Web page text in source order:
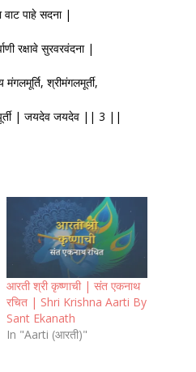
वाट पाहे सदना |
रक्षावे सुरवरवंदना |
श्रीमंगलमूर्ती,
पूर्ती | जयदेव जयदेव || 3 ||
आरती श्री कृष्णाची | संत एकनाथ
रचित | Shri Krishna Aarti By
Sant Ekanath
In "Aarti (आरती)"